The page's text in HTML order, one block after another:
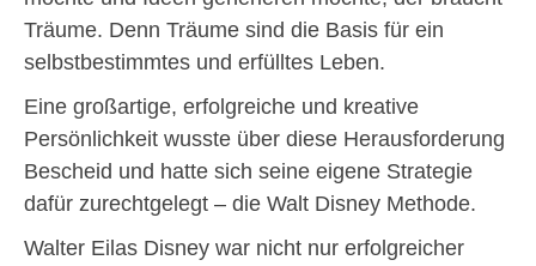
Träume. Denn Träume sind die Basis für ein
selbstbestimmtes und erfülltes Leben.
Eine großartige, erfolgreiche und kreative
Persönlichkeit wusste über diese Herausforderung
Bescheid und hatte sich seine eigene Strategie
dafür zurechtgelegt – die Walt Disney Methode.
Walter Eilas Disney war nicht nur erfolgreicher